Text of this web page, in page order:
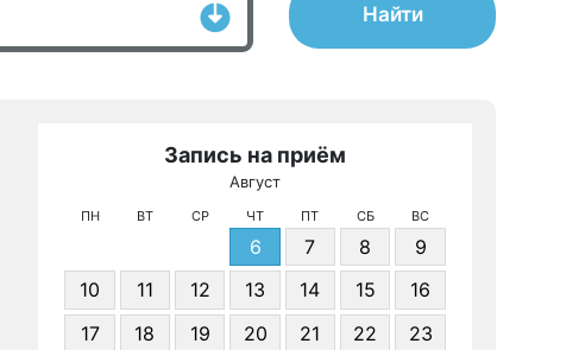
Найти
Запись на приём
Август
ПН ВТ СР ЧТ ПТ СБ ВС
6 7 8
9
10
11 12 13 14 15
16
17
18 19 20 21 22
23